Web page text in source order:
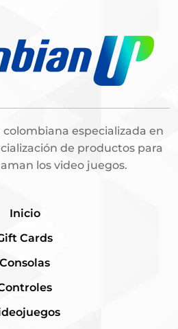
especializada en
de productos para
los video juegos.
Inicio
Cards
Consolas